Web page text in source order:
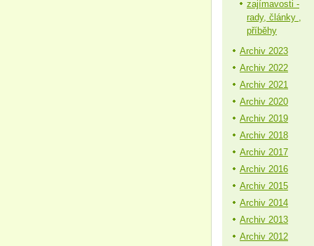
zajímavosti -
rady, články ,
příběhy
Archiv 2023
Archiv 2022
Archiv 2021
Archiv 2020
Archiv 2019
Archiv 2018
Archiv 2017
Archiv 2016
Archiv 2015
Archiv 2014
Archiv 2013
Archiv 2012